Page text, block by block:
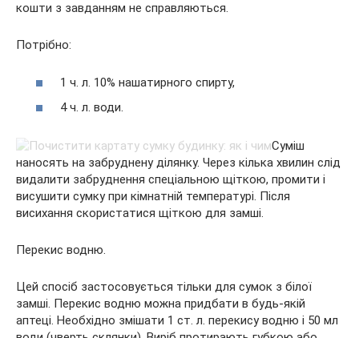
кошти з завданням не справляються.
Потрібно:
1 ч. л. 10% нашатирного спирту,
4 ч. л. води.
Суміш
наносять на забруднену ділянку. Через кілька хвилин слід
видалити забруднення спеціальною щіткою, промити і
висушити сумку при кімнатній температурі. Після
висихання скористатися щіткою для замші.
Перекис водню.
Цей спосіб застосовується тільки для сумок з білої
замші. Перекис водню можна придбати в будь-якій
аптеці. Необхідно змішати 1 ст. л. перекису водню і 50 мл